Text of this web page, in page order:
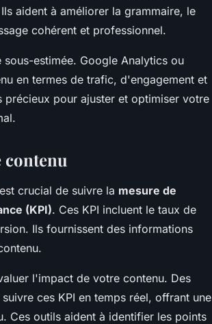
aident à améliorer la grammaire, le
cohérent et professionnel.
sous-estimée. Google Analytics ou
en termes de trafic, d'engagement et
précieux pour ajuster et optimiser votre
contenu
crucial de suivre la mesure de
(KPI). Ces KPI incluent le taux de
Ils fournissent des informations
l'impact de votre contenu. Des
ces KPI en temps réel, offrant une
Ces outils aident à identifier les points